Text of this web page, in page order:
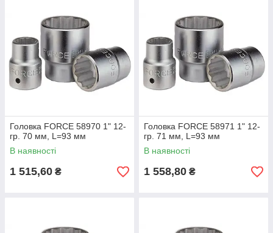
Головка FORCE 58970 1" 12-
гр. 70 мм, L=93 мм
В наявності
1 515,60 ₴
Головка FORCE 58971 1" 12-
гр. 71 мм, L=93 мм
В наявності
1 558,80 ₴